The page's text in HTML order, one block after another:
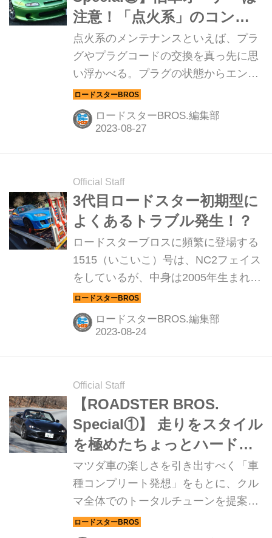
もある、GTドライバーの眞田拓海選手
だ。
注意！「点火系」のコンデ
ィションはプラグチェック
だけでは不十分
点火系のメンテナンスといえば、プラ
グやプラグコードの交換を真っ先に思
い浮かべる。プラグの状態からエンジ
ンの燃焼状況がわかるし、プラグコー
ドも消耗品のひとつだ。しかし、忘れ
てはならないのが、プラグの点火を促
（ROADSTER BROS.Vol.23より）
ロードスターBROS.編集部
Official Staff
3代目ロードスター初期型に
よくあるトラブル発生！？
ロードスターブロスに頻繁に登場する
1515（いこいこ）号は、NC2フェイス
をしているが、中身は2005年生まれの
初期型NC1だ。大したトラブルもなく
乗っていたが、それはちょっとした予
兆の後にやってきた。「NC初期型あ
BROS.Vol.23より）
ロードスターBROS.編集部
Official Staff
【ROADSTER BROS.
Special①】 走りをスタイル
を極めたちょっとハードな
ロードスター
マツダ車の楽しさを引き出すべく「車
種コンプリート発想」をもとに、クル
マ全体でのトータルチューンを提案す
るオートエクゼ。同社は、段階的に多